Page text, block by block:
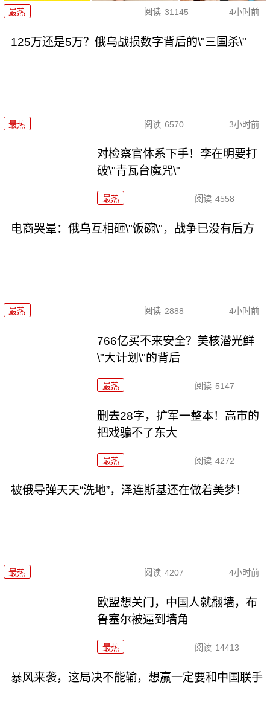
最热 阅读 31145 4小时前
125万还是5万？俄乌战损数字背后的\"三国杀\"
最热 阅读 6570 3小时前
对检察官体系下手！李在明要打
破\"青瓦台魔咒\"
最热 阅读 4558
电商哭晕：俄乌互相砸\"饭碗\"，战争已没有后方
最热 阅读 2888 4小时前
766亿买不来安全？美核潜光鲜
\"大计划\"的背后
最热 阅读 5147
删去28字，扩军一整本！高市的
把戏骗不了东大
最热 阅读 4272
被俄导弹天天“洗地”，泽连斯基还在做着美梦！
最热 阅读 4207 4小时前
欧盟想关门，中国人就翻墙，布
鲁塞尔被逼到墙角
最热 阅读 14413
暴风来袭，这局决不能输，想赢一定要和中国联手